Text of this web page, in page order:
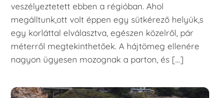
veszélyeztetett ebben a régióban. Ahol
megálltunk,ott volt éppen egy sütkérező helyük,s
egy korláttal elválasztva, egészen közelről, pár
méterről megtekinthetőek. A hájtömeg ellenére
nagyon ügyesen mozognak a parton, és […]